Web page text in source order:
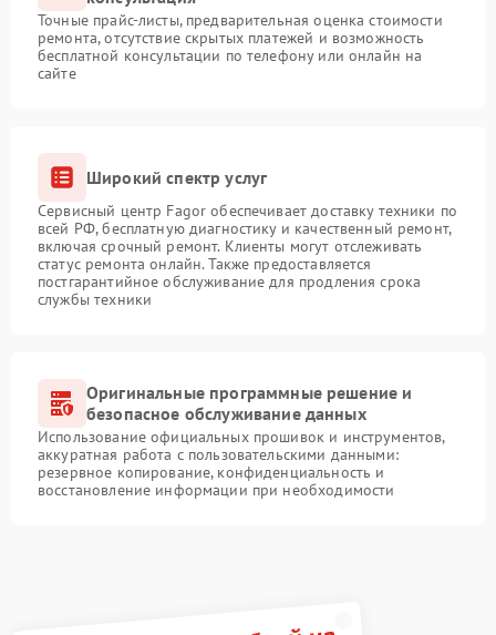
Точные прайс-листы, предварительная оценка стоимости
ремонта, отсутствие скрытых платежей и возможность
бесплатной консультации по телефону или онлайн на
сайте
Широкий спектр услуг
Сервисный центр Fagor обеспечивает доставку техники по
всей РФ, бесплатную диагностику и качественный ремонт,
включая срочный ремонт. Клиенты могут отслеживать
статус ремонта онлайн. Также предоставляется
постгарантийное обслуживание для продления срока
службы техники
Оригинальные программные решение и
безопасное обслуживание данных
Использование официальных прошивок и инструментов,
аккуратная работа с пользовательскими данными:
резервное копирование, конфиденциальность и
восстановление информации при необходимости